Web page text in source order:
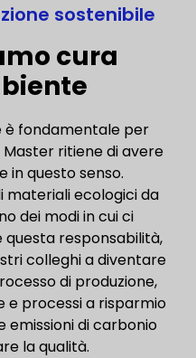
sostenibile
cura
è fondamentale per
Master ritiene di avere
in questo senso.
materiali ecologici da
dei modi in cui ci
responsabilità,
colleghi a diventare
di produzione,
processi a risparmio
di carbonio
la qualità.